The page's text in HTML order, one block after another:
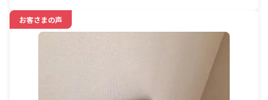
お客さまの声